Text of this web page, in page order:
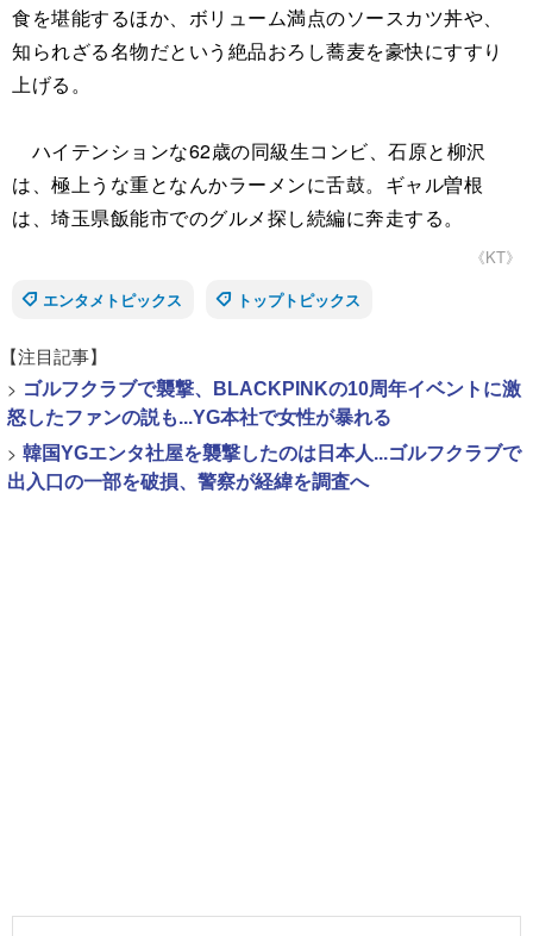
食を堪能するほか、ボリューム満点のソースカツ丼や、
知られざる名物だという絶品おろし蕎麦を豪快にすすり
上げる。
ハイテンションな62歳の同級生コンビ、石原と柳沢
は、極上うな重となんかラーメンに舌鼓。ギャル曽根
は、埼玉県飯能市でのグルメ探し続編に奔走する。
《KT》
エンタメトピックス
トップトピックス
【注目記事】
> ゴルフクラブで襲撃、BLACKPINKの10周年イベントに激
怒したファンの説も...YG本社で女性が暴れる
> 韓国YGエンタ社屋を襲撃したのは日本人...ゴルフクラブで
出入口の一部を破損、警察が経緯を調査へ